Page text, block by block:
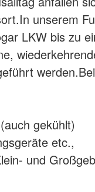
unserem
LKW bis zu
gekühlt)
etc.,
und